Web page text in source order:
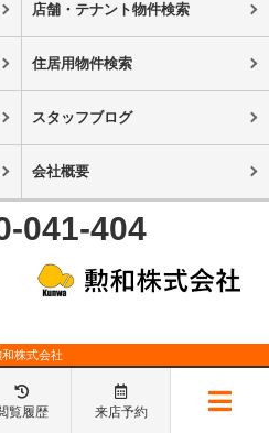
店舗・テナント物件検索
住居用物件検索
スタッフブログ
会社概要
041-404
株式会社
覧履歴 来店予約